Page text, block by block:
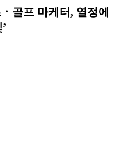
골프 마케터, 열정에